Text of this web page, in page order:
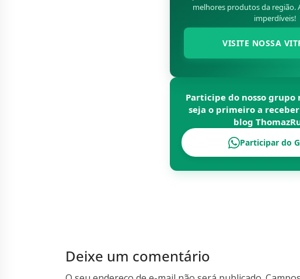
melhores produtos da região.
imperdíveis!
VISITE NOSSA
Participe do nosso grupo
seja o primeiro a
blog
Participar do
Deixe um comentário